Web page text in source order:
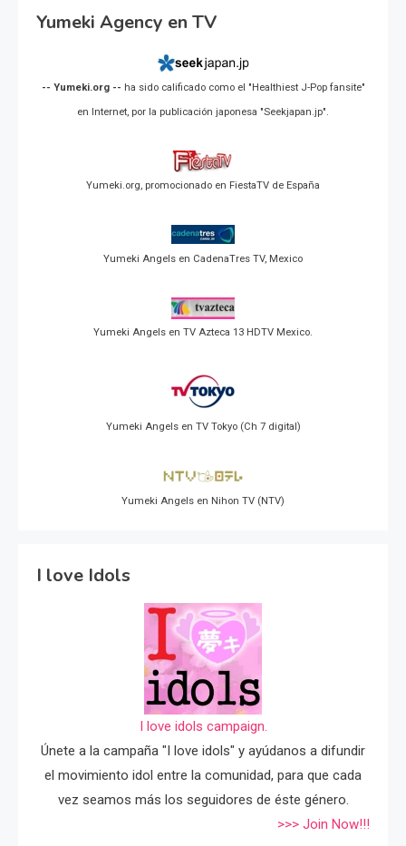
Yumeki Agency en TV
-- Yumeki.org -- ha sido calificado como el "Healthiest J-Pop fansite"
en Internet, por la publicación japonesa "Seekjapan.jp".
Yumeki.org, promocionado en FiestaTV de España
Yumeki Angels en CadenaTres TV, Mexico
Yumeki Angels en TV Azteca 13 HDTV Mexico.
Yumeki Angels en TV Tokyo (Ch 7 digital)
Yumeki Angels en Nihon TV (NTV)
I love Idols
I love idols campaign.
Únete a la campaña "I love idols" y ayúdanos a difundir
el movimiento idol entre la comunidad, para que cada
vez seamos más los seguidores de éste género.
>>> Join Now!!!